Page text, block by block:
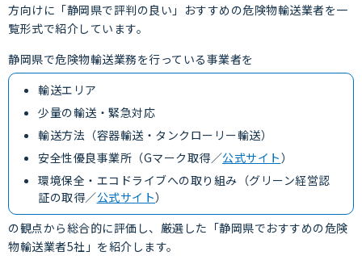
方向けに「静岡県で評判の良い」おすすめの危険物輸送業者を一
覧形式で紹介しています。
静岡県で危険物輸送業務を行っている事業者を
輸送エリア
少量の輸送・緊急対応
輸送方法（容器輸送・タンクローリー輸送）
安全性優良事業所（Gマーク取得／公式サイト）
環境保全・エコドライブへの取り組み（グリーン経営認
証の取得／公式サイト）
の観点から総合的に評価し、厳選した「静岡県でおすすめの危険
物輸送業者5社」を紹介します。